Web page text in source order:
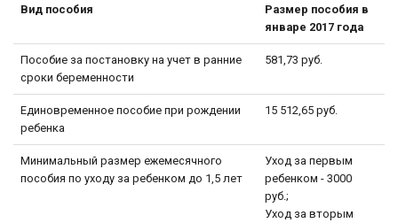
Вид пособия
Размер пособия в
январе 2017 года
Пособие за постановку на учет в ранние
сроки беременности
581,73 руб.
Единовременное пособие при рождении
ребенка
15 512,65 руб.
Минимальный размер ежемесячного
пособия по уходу за ребенком до 1,5 лет
Уход за первым
ребенком - 3000
руб.;
Уход за вторым